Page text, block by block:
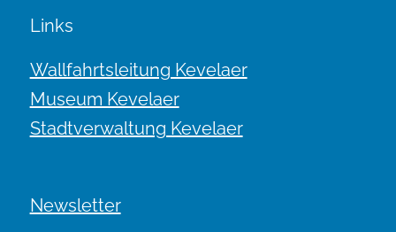
Links
Wallfahrtsleitung Kevelaer
Museum Kevelaer
Stadtverwaltung Kevelaer
Newsletter